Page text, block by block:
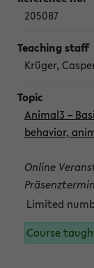
205087
Krüger,
Animal3 –
behavior,
Online
Limited
Course